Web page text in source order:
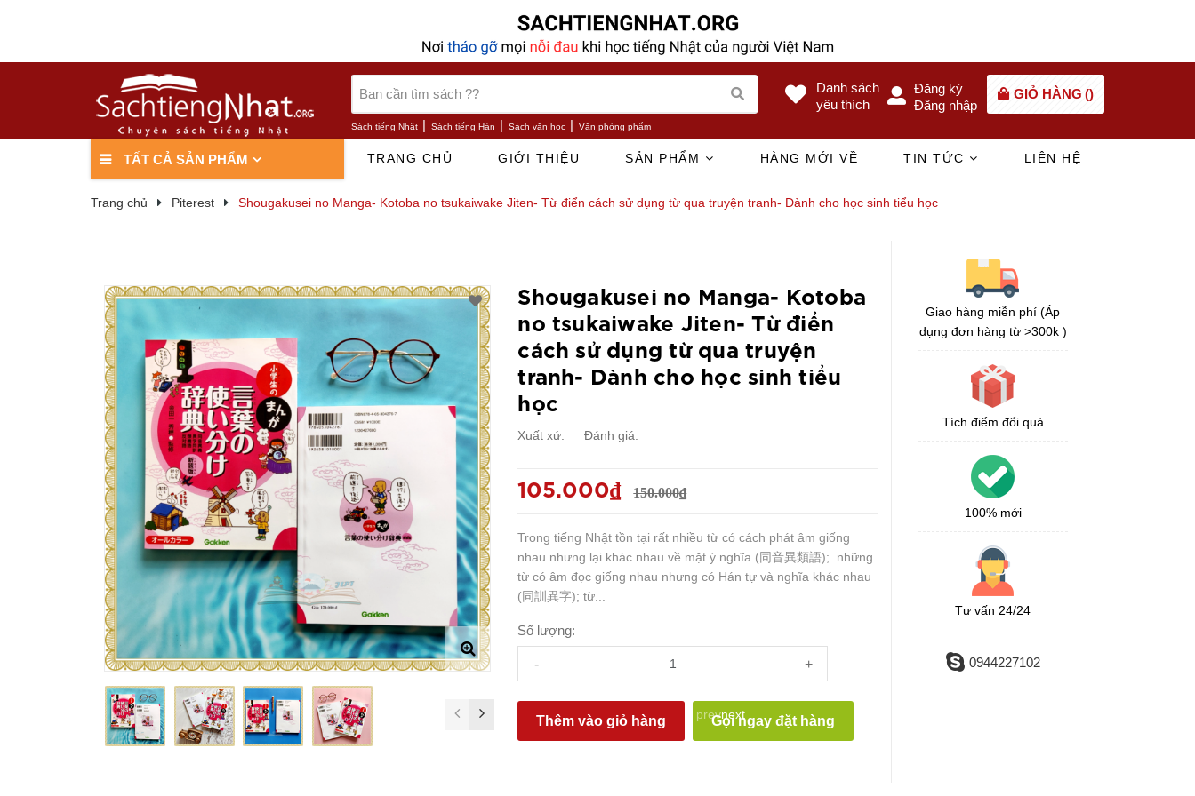
Sách tiếng Nhật | Sách tiếng Hàn | Sách văn học | Văn phòng phẩm
Danh sách
yêu thích
Đăng ký
Đăng nhập
GIỎ HÀNG ()
TẤT CẢ SẢN PHẨM TRANG CHỦ GIỚI THIỆU SẢN PHẨM HÀNG MỚI VỀ TIN TỨC LIÊN HỆ
Trang chủ Piterest Shougakusei no Manga- Kotoba no tsukaiwake Jiten- Từ điển cách sử dụng từ qua truyện tranh- Dành cho học sinh tiểu học
prevnext
Shougakusei no Manga- Kotoba
no tsukaiwake Jiten- Từ điển
cách sử dụng từ qua truyện
tranh- Dành cho học sinh tiểu
học
Xuất xứ: Đánh giá:
105.000₫ 150.000₫
Trong tiếng Nhật tồn tại rất nhiều từ có cách phát âm giống
nhau nhưng lại khác nhau về mặt ý nghĩa (同音異類語); những
từ có âm đọc giống nhau nhưng có Hán tự và nghĩa khác nhau
(同訓異字); từ...
Số lượng:
- +
Thêm vào giỏ hàng Gọi ngay đặt hàng
Giao hàng miễn phí (Áp
dụng đơn hàng từ >300k )
Tích điểm đổi quà
100% mới
Tư vấn 24/24
0944227102